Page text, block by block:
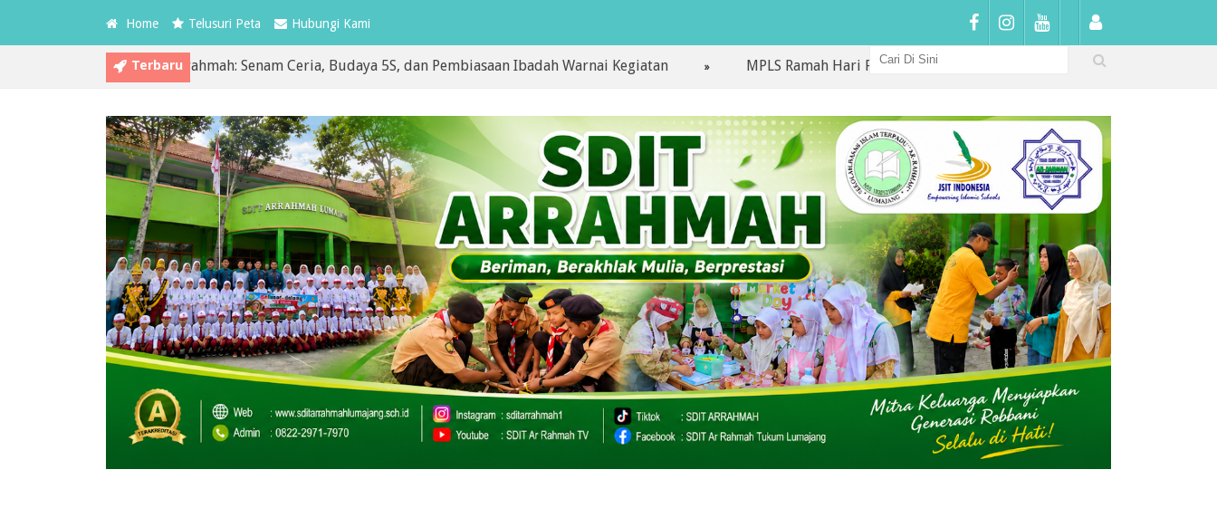
Home Telusuri Peta Hubungi Kami
Terbaru
MPLS SDIT Arrahmah: Senam Ceria, Budaya 5S, dan Pembiasaan Ibadah Warnai Kegiatan MPLS Ramah Hari Pertama di SDIT Arrahmah: Sambutan Hangat, Penguatan